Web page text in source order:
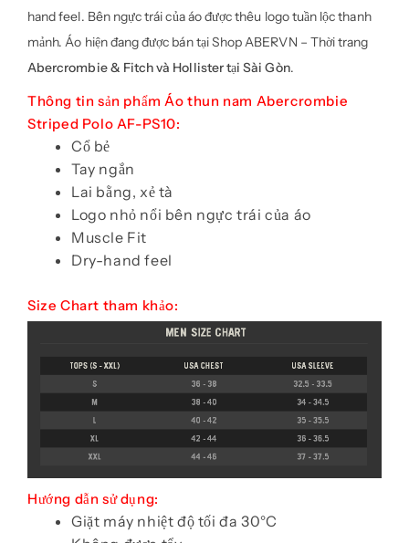
hand feel. Bên ngực trái của áo được thêu logo tuần lộc thanh
mảnh. Áo hiện đang được bán tại Shop ABERVN – Thời trang
Abercrombie & Fitch và Hollister tại Sài Gòn.
Thông tin sản phẩm Áo thun nam Abercrombie
Striped Polo AF-PS10:
Cổ bẻ
Tay ngắn
Lai bằng, xẻ tà
Logo nhỏ nổi bên ngực trái của áo
Muscle Fit
Dry-hand feel
Size Chart tham khảo:
Hướng dẫn sử dụng:
Giặt máy nhiệt độ tối đa 30°C